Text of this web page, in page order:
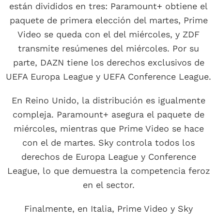
están divididos en tres: Paramount+ obtiene el
paquete de primera elección del martes, Prime
Video se queda con el del miércoles, y ZDF
transmite resúmenes del miércoles. Por su
parte, DAZN tiene los derechos exclusivos de
UEFA Europa League y UEFA Conference League.
En Reino Unido, la distribución es igualmente
compleja. Paramount+ asegura el paquete de
miércoles, mientras que Prime Video se hace
con el de martes. Sky controla todos los
derechos de Europa League y Conference
League, lo que demuestra la competencia feroz
en el sector.
Finalmente, en Italia, Prime Video y Sky